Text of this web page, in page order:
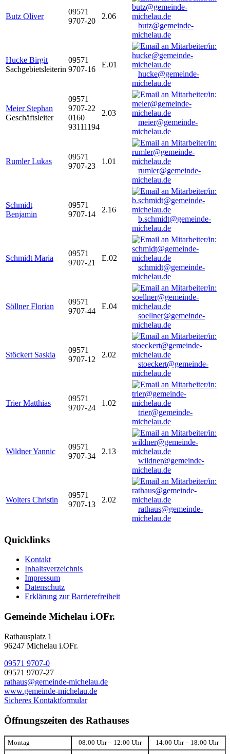
Butz Oliver
09571
9707-20
2.06
butz@gemeinde-
michelau.de
Hucke Birgit
Sachgebietsleiterin
09571
9707-16
E.01
hucke@gemeinde-
michelau.de
Meier Stephan
Geschäftsleiter
09571
9707-22
0160
93111194
2.03
meier@gemeinde-
michelau.de
Rumler Lukas
09571
9707-23
1.01
rumler@gemeinde-
michelau.de
Schmidt
Benjamin
09571
9707-14
2.16
b.schmidt@gemeinde-
michelau.de
Schmidt Maria
09571
9707-21
E.02
schmidt@gemeinde-
michelau.de
Söllner Florian
09571
9707-44
E.04
soellner@gemeinde-
michelau.de
Stöckert Saskia
09571
9707-12
2.02
stoeckert@gemeinde-
michelau.de
Trier Matthias
09571
9707-24
1.02
trier@gemeinde-
michelau.de
Wildner Yannic
09571
9707-34
2.13
wildner@gemeinde-
michelau.de
Wolters Christin
09571
9707-13
2.02
rathaus@gemeinde-
michelau.de
Quicklinks
Kontakt
Inhaltsverzeichnis
Impressum
Datenschutz
Erklärung zur Barrierefreiheit
Gemeinde Michelau i.OFr.
Rathausplatz 1
96247 Michelau i.OFr.
09571 9707-0
09571 9707-27
rathaus@gemeinde-michelau.de
www.gemeinde-michelau.de
Sicheres Kontaktformular
Öffnungszeiten des Rathauses
Montag 08:00 Uhr – 12:00 Uhr 14:00 Uhr – 18:00 Uhr